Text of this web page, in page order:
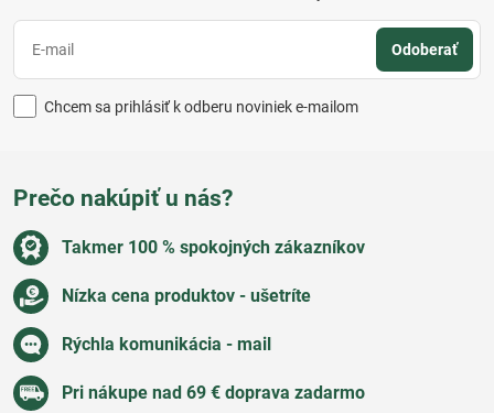
Odoberať
Chcem sa prihlásiť k odberu noviniek e-mailom
Prečo nakúpiť u nás?
Takmer 100 % spokojných zákazníkov
Nízka cena produktov - ušetríte
Rýchla komunikácia - mail
Pri nákupe nad 69 € doprava zadarmo